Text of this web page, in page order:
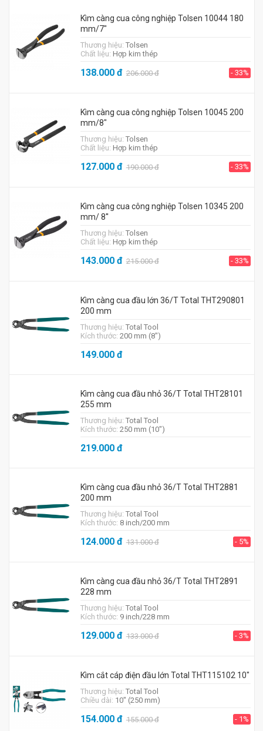
Kìm càng cua công nghiệp Tolsen 10044 180
mm/7"
Thương hiệu: Tolsen
Chất liệu: Hợp kim thép
138.000đ 206.000đ - 33%
Kìm càng cua công nghiệp Tolsen 10045 200
mm/8"
Thương hiệu: Tolsen
Chất liệu: Hợp kim thép
127.000đ 190.000đ - 33%
Kìm càng cua công nghiệp Tolsen 10345 200
mm/ 8''
Thương hiệu: Tolsen
Chất liệu: Hợp kim thép
143.000đ 215.000đ - 33%
Kìm càng cua đầu lớn 36/T Total THT290801
200 mm
Thương hiệu: Total Tool
Kích thước: 200 mm (8")
149.000đ
Kìm càng cua đầu nhỏ 36/T Total THT28101
255 mm
Thương hiệu: Total Tool
Kích thước: 250 mm (10")
219.000đ
Kìm càng cua đầu nhỏ 36/T Total THT2881
200 mm
Thương hiệu: Total Tool
Kích thước: 8 inch/200 mm
124.000đ 131.000đ - 5%
Kìm càng cua đầu nhỏ 36/T Total THT2891
228 mm
Thương hiệu: Total Tool
Kích thước: 9 inch/228 mm
129.000đ 133.000đ - 3%
Kìm cắt cáp điện đầu lớn Total THT115102 10"
Thương hiệu: Total Tool
Chiều dài: 10" (250 mm)
154.000đ 155.000đ - 1%